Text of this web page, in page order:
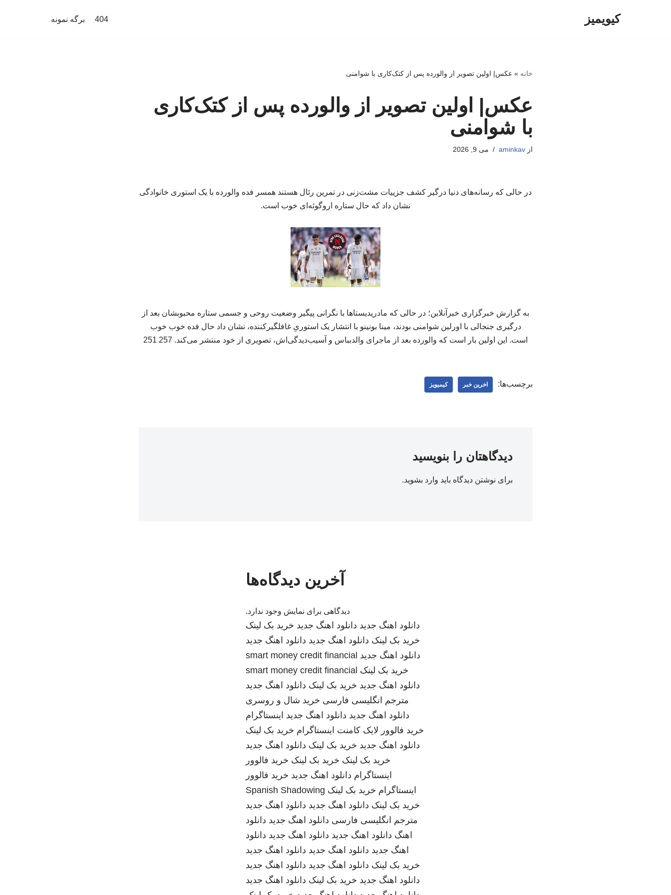
کیویمیز 404 برگه نمونه
خانه » عکس| اولین تصویر از والورده پس از کتک‌کاری با شوامنی
عکس| اولین تصویر از والورده پس از کتک‌کاری
با شوامنی
ازaminkav می 9, 2026
در حالی که رسانه‌های دنیا درگیر کشف جزییات مشت‌زنی در تمرین رئال هستند همسر فده والورده با یک استوری خانوادگی
نشان داد که حال ستاره اروگوئه‌ای خوب است.
به گزارش خبرگزاری خبرآنلاین؛ در حالی که مادریدیستاها با نگرانی پیگیر وضعیت روحی و جسمی ستاره محبوبشان بعد از
درگیری جنجالی با اورلین شوامنی بودند، مینا بونینو با انتشار یک استوریِ غافلگیرکننده، نشان داد حال فده خوب خوب
است. این اولین بار است که والورده بعد از ماجرای والدبباس و آسیب‌دیدگی‌اش، تصویری از خود منتشر می‌کند. 257 251
برچسب‌ها: اخرین خبر کیمیویز
دیدگاهتان را بنویسید
برای نوشتن دیدگاه باید وارد بشوید.
آخرین دیدگاه‌ها
دیدگاهی برای نمایش وجود ندارد.
دانلود اهنگ جدید دانلود اهنگ جدید خرید بک لینک
خرید بک لینک دانلود اهنگ جدید دانلود اهنگ جدید
دانلود اهنگ جدید smart money credit financial
خرید بک لینک smart money credit financial
دانلود اهنگ جدید خرید بک لینک دانلود اهنگ جدید
مترجم انگلیسی فارسی خرید شال و روسری
دانلود اهنگ جدید دانلود اهنگ جدید اینستاگرام
خرید فالوور لایک کامنت اینستاگرام خرید بک لینک
دانلود اهنگ جدید خرید بک لینک دانلود اهنگ جدید
خرید بک لینک خرید بک لینک خرید فالوور
اینستاگرام دانلود اهنگ جدید خرید فالوور
اینستاگرام خرید بک لینک Spanish Shadowing
خرید بک لینک دانلود اهنگ جدید دانلود اهنگ جدید
مترجم انگلیسی فارسی دانلود اهنگ جدید دانلود
اهنگ دانلود اهنگ جدید دانلود اهنگ جدید دانلود
اهنگ جدید دانلود اهنگ جدید دانلود اهنگ جدید
خرید بک لینک دانلود اهنگ جدید دانلود اهنگ جدید
دانلود اهنگ جدید خرید بک لینک دانلود اهنگ جدید